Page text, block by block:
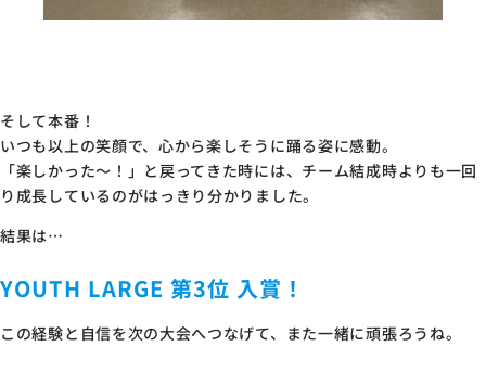
そして本番！
いつも以上の笑顔で、心から楽しそうに踊る姿に感動。
「楽しかった〜！」と戻ってきた時には、チーム結成時よりも一回
り成長しているのがはっきり分かりました。
結果は…
YOUTH LARGE 第3位 入賞！
この経験と自信を次の大会へつなげて、また一緒に頑張ろうね。